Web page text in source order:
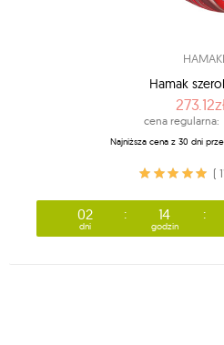
HAMAKI
Hamak
cena regularna:
Najniższa cena z 30 dni
(
02
dni
14
godzin